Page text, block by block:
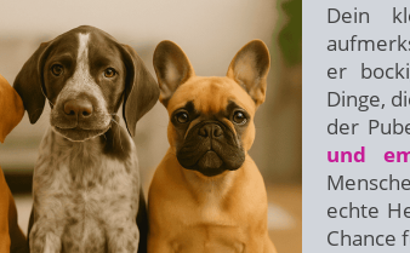
Dein
er
Dinge,
der
und
echte
Chance